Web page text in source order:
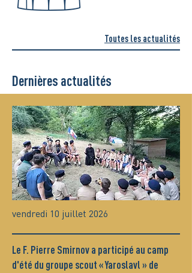
Toutes les actualités
Dernières actualités
vendredi 10 juillet 2026
Le F. Pierre Smirnov a participé au camp
d'été du groupe scout « Yaroslavl » de